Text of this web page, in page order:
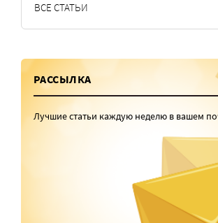
ВСЕ СТАТЬИ
РАССЫЛКА
Лучшие статьи каждую неделю в вашем